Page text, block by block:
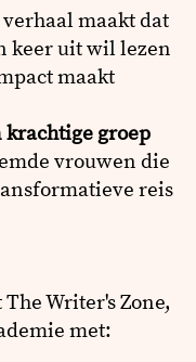
maakt dat
keer uit wil lezen
maakt
krachtige groep
vrouwen die
reis
Writer's Zone,
met: